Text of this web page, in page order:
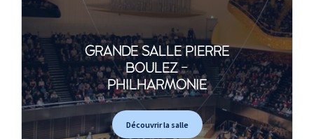
GRANDE SALLE PIERRE
BOULEZ -
PHILHARMONIE
Découvrir la salle